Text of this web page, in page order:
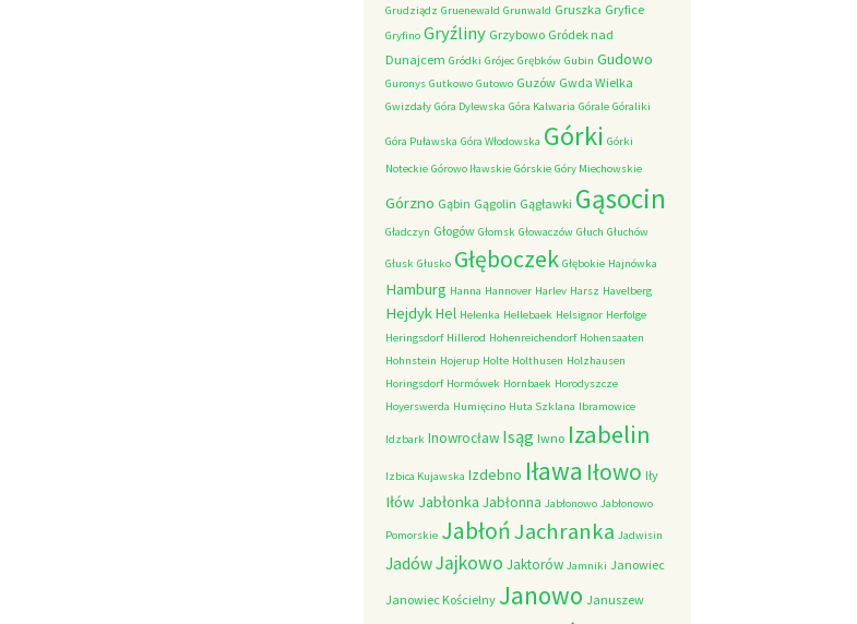
Grudziądz Gruenewald Grunwald Gruszka Gryfice
Gryfino Gryźliny Grzybowo Gródek nad
Dunajcem Gródki Grójec Grębków Gubin Gudowo
Guronys Gutkowo Gutowo Guzów Gwda Wielka
Gwizdały Góra Dylewska Góra Kalwaria Górale Góraliki
Góra Puławska Góra Włodowska Górki Górki
Noteckie Górowo Iławskie Górskie Góry Miechowskie
Górzno Gąbin Gągolin Gągławki Gąsocin
Gładczyn Głogów Głomsk Głowaczów Głuch Głuchów
Głusk Głusko Głęboczek Głębokie Hajnówka
Hamburg Hanna Hannover Harlev Harsz Havelberg
HejdykHel Helenka Hellebaek Helsignor Herfolge
Heringsdorf Hillerod Hohenreichendorf Hohensaaten
Hohnstein Hojerup Holte Holthusen Holzhausen
Horingsdorf Hormówek Hornbaek Horodyszcze
Hoyerswerda Humięcino Huta Szklana Ibramowice
Idzbark Inowrocław Isąg Iwno Izabelin
Izbica Kujawska Izdebno Iława Iłowo Iły
Iłów Jabłonka Jabłonna Jabłonowo Jabłonowo
Pomorskie JabłońJachranka Jadwisin
JadówJajkowo Jaktorów Jamniki Janowiec
Janowiec Kościelny Janowo Januszew